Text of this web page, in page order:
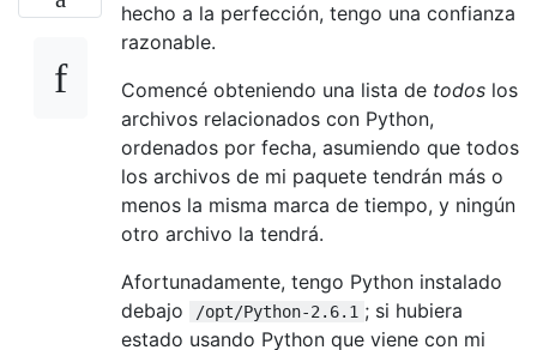
hecho a la perfección, tengo una confianza
razonable.
Comencé obteniendo una lista de todos los
archivos relacionados con Python,
ordenados por fecha, asumiendo que todos
los archivos de mi paquete tendrán más o
menos la misma marca de tiempo, y ningún
otro archivo la tendrá.
Afortunadamente, tengo Python instalado
debajo
/opt/Python-2.6.1 ; si hubiera
estado usando Python que viene con mi